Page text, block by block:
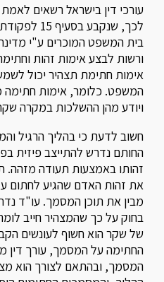
עורכי דין בישראל רשאים
לכך, שנקבע
בית המשפט המוכרים ע"י
ורשות לבצע אימות זהות
אימות חתימת תצהיר יכול
המשפט. כלומר, אימות
ויודע מהן ההשלכות במקרה
חשוב לדעת כי בהליך הרגיל
החותם נדרש להתייצב פיזית
זהותו באמצעות תעודה מזהה.
את זהות האדם שהגיע לחתום
מבין את תוכן המסמך. עו"ד
בחוק על כך שהמצהיר חייב
של שקר הוא חשוף לעונשים
החתימה על המסמך, עורך דין
המסמך, ובהתאם לצורך הוא